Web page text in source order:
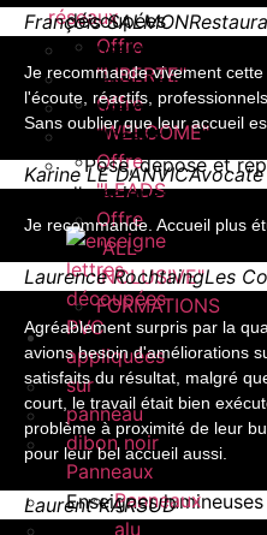
réseaux
Offre
"LIBERTE"
Offre
"WELCOME"
Offre
"LEADS
Offre
"ALL
INCLUSIVE"
FORMATIONS
Enseigne
Enseignes et
Panneaux
Enseignes lettres
découpées
Enseignes lumineuses
Caissons lumineux
découpées
Enseignes
Caissons lumineux
Enseigne drapeau
Adhésifs
Pose, dépose et
d’enseignes
Panneaux
Panneaux
alu
François SALMON
Je recommande vivement
l'écoute, réactifs,
Sans oublier que leur accueil
Karine LE DANVICAvocate
Je recommande. Accueil plus
Laurence RochtaingLes
Agréablement surpris par la
avions besoin d'améliorations
satisfaits du résultat, malgré
court, le travail était bien
problème à proximité de leur
pour leur bel accueil aussi.
LaurentKARSUD